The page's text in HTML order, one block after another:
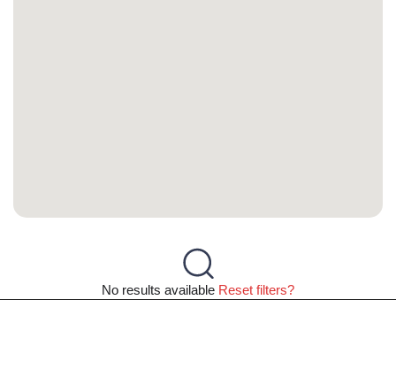
No results available Reset filters?